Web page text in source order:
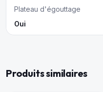
Plateau d'égouttage
Oui
Produits similaires